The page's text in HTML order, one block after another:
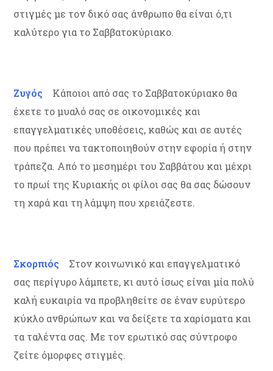
στιγμές με τον δικό σας άνθρωπο θα είναι ό,τι
καλύτερο για το Σαββατοκύριακο.
Ζυγός
Κάποιοι από σας το Σαββατοκύριακο θα
έχετε το μυαλό σας σε οικονομικές και
επαγγελματικές υποθέσεις, καθώς και σε αυτές
που πρέπει να τακτοποιηθούν στην εφορία ή στην
τράπεζα. Από το μεσημέρι του Σαββάτου και μέχρι
το πρωί της Κυριακής οι φίλοι σας θα σας δώσουν
τη χαρά και τη λάμψη που χρειάζεστε.
Σκορπιός
Στον κοινωνικό και επαγγελματικό
σας περίγυρο λάμπετε, κι αυτό ίσως είναι μία πολύ
καλή ευκαιρία να προβληθείτε σε έναν ευρύτερο
κύκλο ανθρώπων και να δείξετε τα χαρίσματα και
τα ταλέντα σας. Με τον ερωτικό σας σύντροφο
ζείτε όμορφες στιγμές.